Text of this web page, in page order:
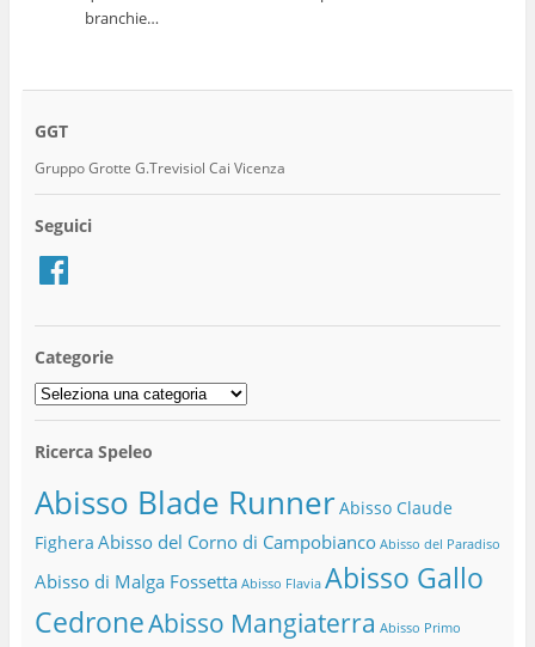
branchie…
GGT
Gruppo Grotte G.Trevisiol Cai Vicenza
Seguici
Facebook
Categorie
Categorie
Ricerca Speleo
Abisso Blade RunnerAbisso Claude
Fighera Abisso del Corno di Campobianco Abisso del Paradiso
Abisso di Malga Fossetta Abisso Flavia Abisso Gallo
CedroneAbisso Mangiaterra Abisso Primo